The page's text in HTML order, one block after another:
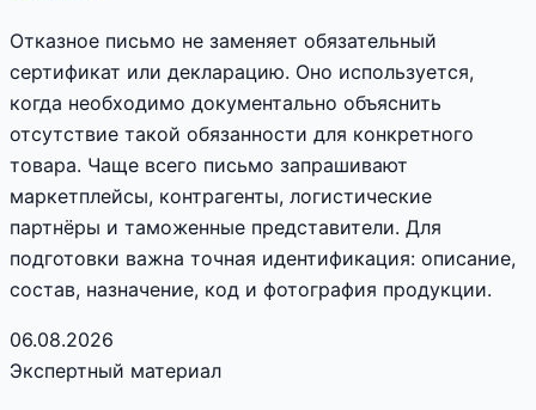
Отказное письмо не заменяет обязательный
сертификат или декларацию. Оно используется,
когда необходимо документально объяснить
отсутствие такой обязанности для конкретного
товара. Чаще всего письмо запрашивают
маркетплейсы, контрагенты, логистические
партнёры и таможенные представители. Для
подготовки важна точная идентификация: описание,
состав, назначение, код и фотография продукции.
06.08.2026
Экспертный материал